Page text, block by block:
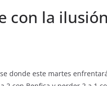
con la
donde este martes